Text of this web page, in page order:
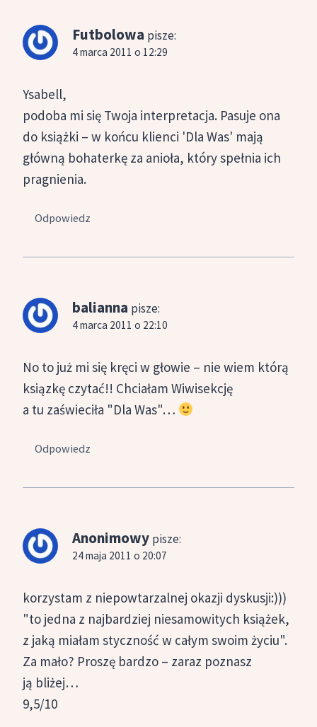
Futbolowa pisze:
4 marca 2011 o 12:29
Ysabell,
podoba mi się Twoja interpretacja. Pasuje ona
do książki – w końcu klienci 'Dla Was' mają
główną bohaterkę za anioła, który spełnia ich
pragnienia.
Odpowiedz
balianna pisze:
4 marca 2011 o 22:10
No to już mi się kręci w głowie – nie wiem którą
ksiązkę czytać!! Chciałam Wiwisekcję
a tu zaświeciła "Dla Was"…
Odpowiedz
Anonimowy pisze:
24 maja 2011 o 20:07
korzystam z niepowtarzalnej okazji dyskusji:)))
"to jedna z najbardziej niesamowitych książek,
z jaką miałam styczność w całym swoim życiu".
Za mało? Proszę bardzo – zaraz poznasz
ją bliżej…
9,5/10